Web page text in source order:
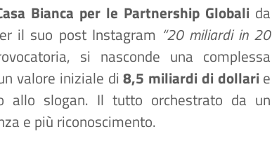
Bianca per le Partnership Globali da
il suo post Instagram “20 miliardi in 20
si nasconde una complessa
valore iniziale di8,5 miliardi di dollari e
allo slogan. Il tutto orchestrato da un
e più riconoscimento.